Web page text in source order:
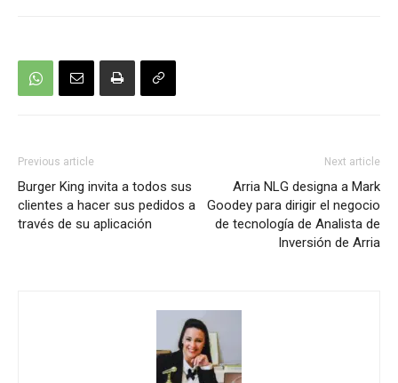
Previous article
Burger King invita a todos sus
clientes a hacer sus pedidos a
través de su aplicación
Next article
Arria NLG designa a Mark
Goodey para dirigir el negocio
de tecnología de Analista de
Inversión de Arria